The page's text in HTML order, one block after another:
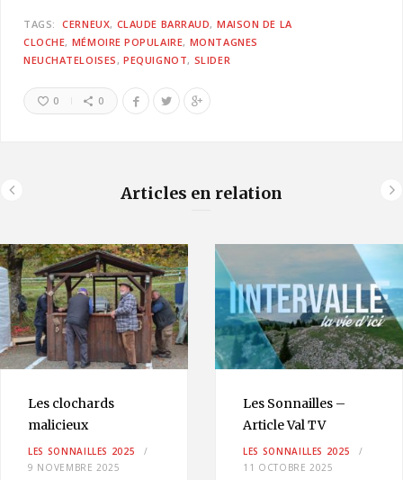
TAGS: CERNEUX CLAUDE BARRAUD MAISON DE LA
CLOCHE MÉMOIRE POPULAIRE MONTAGNES
NEUCHATELOISES
PEQUIGNOT SLIDER
0 0
Articles en relation
Les clochards
malicieux
LES SONNAILLES 2025
9 NOVEMBRE 2025
Les Sonnailles –
Article Val TV
LES SONNAILLES 2025
11 OCTOBRE 2025